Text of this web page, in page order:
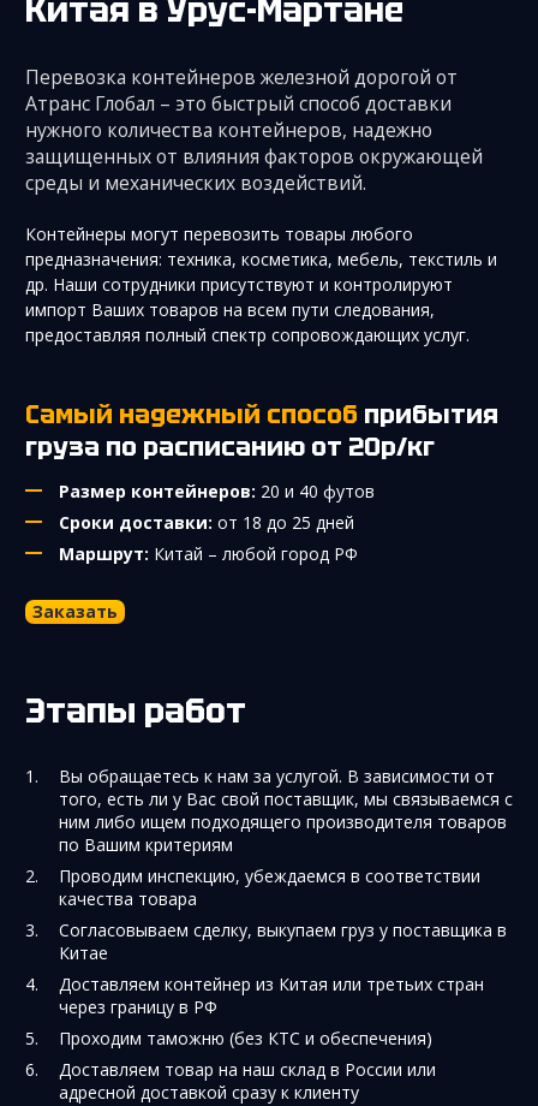
Китая в Урус-Мартане
Перевозка контейнеров железной дорогой от
Атранс Глобал – это быстрый способ доставки
нужного количества контейнеров, надежно
защищенных от влияния факторов окружающей
среды и механических воздействий.
Контейнеры могут перевозить товары любого
предназначения: техника, косметика, мебель, текстиль и
др. Наши сотрудники присутствуют и контролируют
импорт Ваших товаров на всем пути следования,
предоставляя полный спектр сопровождающих услуг.
Самый надежный способ прибытия
груза по расписанию от 20р/кг
Размер контейнеров: 20 и 40 футов
Сроки доставки: от 18 до 25 дней
Маршрут: Китай – любой город РФ
Заказать
Этапы работ
Вы обращаетесь к нам за услугой. В зависимости от
того, есть ли у Вас свой поставщик, мы связываемся с
ним либо ищем подходящего производителя товаров
по Вашим критериям
Проводим инспекцию, убеждаемся в соответствии
качества товара
Согласовываем сделку, выкупаем груз у поставщика в
Китае
Доставляем контейнер из Китая или третьих стран
через границу в РФ
Проходим таможню (без КТС и обеспечения)
Доставляем товар на наш склад в России или
адресной доставкой сразу к клиенту